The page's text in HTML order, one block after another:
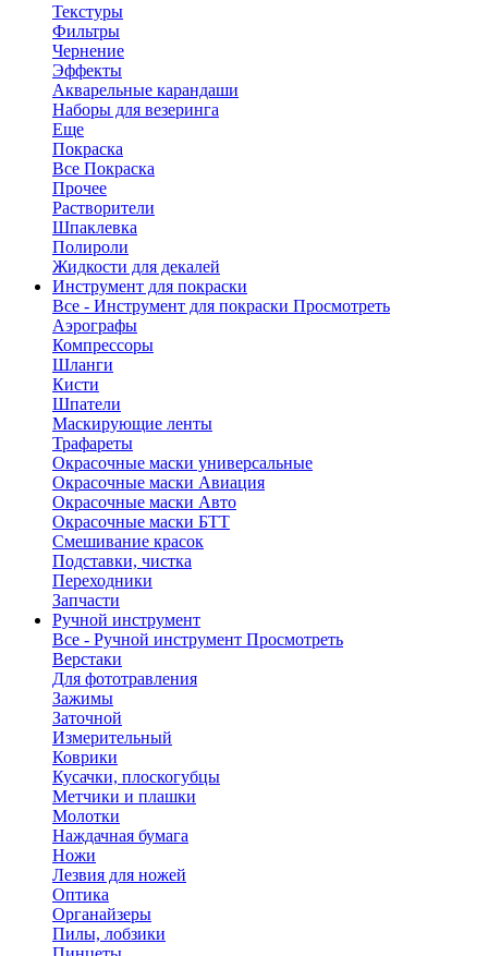
Текстуры
Фильтры
Чернение
Эффекты
Акварельные карандаши
Наборы для везеринга
Еще
Покраска
Все Покраска
Прочее
Растворители
Шпаклевка
Полироли
Жидкости для декалей
Инструмент для покраски
Все - Инструмент для покраски Просмотреть
Аэрографы
Компрессоры
Шланги
Кисти
Шпатели
Маскирующие ленты
Трафареты
Окрасочные маски универсальные
Окрасочные маски Авиация
Окрасочные маски Авто
Окрасочные маски БТТ
Смешивание красок
Подставки, чистка
Переходники
Запчасти
Ручной инструмент
Все - Ручной инструмент Просмотреть
Верстаки
Для фототравления
Зажимы
Заточной
Измерительный
Коврики
Кусачки, плоскогубцы
Метчики и плашки
Молотки
Наждачная бумага
Ножи
Лезвия для ножей
Оптика
Органайзеры
Пилы, лобзики